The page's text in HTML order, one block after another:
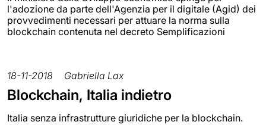
l'adozione da parte dell'Agenzia per il digitale (Agid) dei
provvedimenti necessari per attuare la norma sulla
blockchain contenuta nel decreto Semplificazioni
18-11-2018 Gabriella Lax
Blockchain, Italia indietro
Italia senza infrastrutture giuridiche per la blockchain.